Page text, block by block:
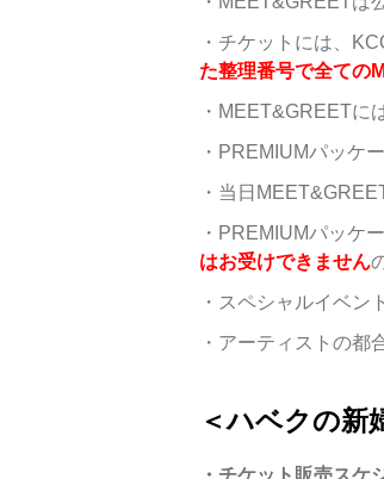
・チケットには、
た整理番号で全ての
・MEET&GREETに
・PREMIUMパッケ
・当日
・PREMIUMパッケ
はお受けできません
・スペシャルイベン
・アーティストの都
＜ハベクの新
・チケット販売スケ